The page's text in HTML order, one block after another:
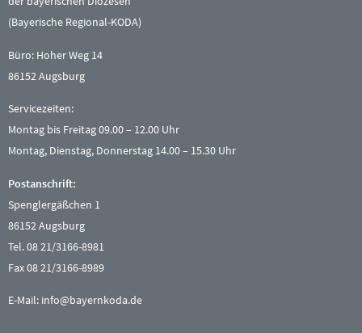
(Bayerische Regional-KODA)
Büro: Hoher Weg 14
86152 Augsburg
Servicezeiten:
Montag bis Freitag 09.00 – 12.00 Uhr
Montag, Dienstag, Donnerstag 14.00 – 15.30 Uhr
Postanschrift:
Spenglergäßchen 1
86152 Augsburg
Tel. 08 21/3166-8981
Fax 08 21/3166-8989
E-Mail: info@bayernkoda.de